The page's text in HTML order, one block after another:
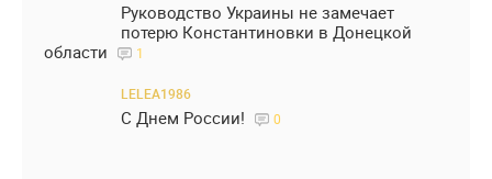
Руководство Украины не замечает
потерю Константиновки в Донецкой
области
1
LELEA1986
С Днем России! 0